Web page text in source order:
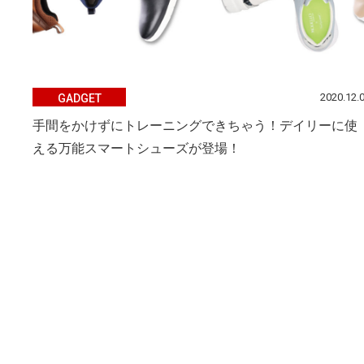
GADGET
手間をかけずにトレーニングできちゃう！デイリーに使
える万能スマートシューズが登場！